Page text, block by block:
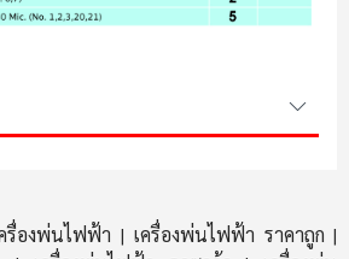
รื่องพ่นไฟฟ้า | เครื่องพ่นไฟฟ้า ราคาถูก |